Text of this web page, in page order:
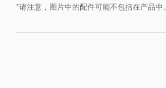
*请注意，图片中的配件可能不包括在产品中。